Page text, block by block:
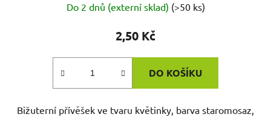
Do 2 dnů (externí sklad) (>50 ks)
2,50 Kč
DO KOŠÍKU
Bižuterní přívěšek ve tvaru květinky, barva staromosaz,